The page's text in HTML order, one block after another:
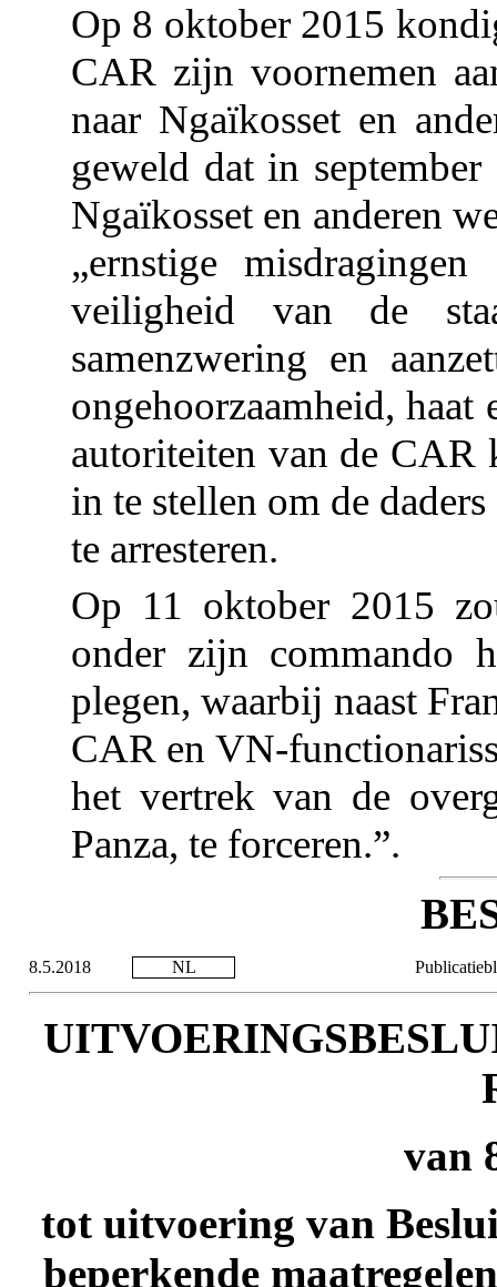
Op 8 oktober 2015
CAR zijn voornemen
naar Ngaïkosset en
geweld dat in
Ngaïkosset en anderen
„ernstige
veiligheid van de
samenzwering en
ongehoorzaamheid,
autoriteiten van de CAR
in te stellen om de
te arresteren.
Op 11 oktober 2015
onder zijn commando
plegen, waarbij naast
CAR en VN-
het vertrek van de
Panza, te forceren.”.
8.5.2018 NL
van
tot uitvoering van
beperkende